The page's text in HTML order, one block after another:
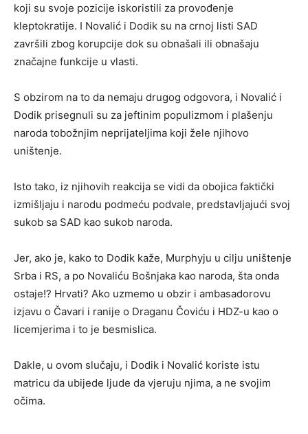
koji su svoje pozicije iskoristili za provođenje
kleptokratije. I Novalić i Dodik su na crnoj listi SAD
završili zbog korupcije dok su obnašali ili obnašaju
značajne funkcije u vlasti.
S obzirom na to da nemaju drugog odgovora, i Novalić i
Dodik prisegnuli su za jeftinim populizmom i plašenju
naroda tobožnjim neprijateljima koji žele njihovo
uništenje.
Isto tako, iz njihovih reakcija se vidi da obojica faktički
izmišljaju i narodu podmeću podvale, predstavljajući svoj
sukob sa SAD kao sukob naroda.
Jer, ako je, kako to Dodik kaže, Murphyju u cilju uništenje
Srba i RS, a po Novaliću Bošnjaka kao naroda, šta onda
ostaje!? Hrvati? Ako uzmemo u obzir i ambasadorovu
izjavu o Čavari i ranije o Draganu Čoviću i HDZ-u kao o
licemjerima i to je besmislica.
Dakle, u ovom slučaju, i Dodik i Novalić koriste istu
matricu da ubijede ljude da vjeruju njima, a ne svojim
očima.